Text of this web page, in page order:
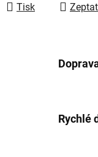
Tisk
Rychlé